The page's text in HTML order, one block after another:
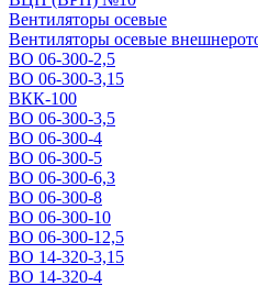
Вентиляторы осевые
Вентиляторы осевые
ВО 06-300-2,5
ВО 06-300-3,15
ВКК-100
ВО 06-300-3,5
ВО 06-300-4
ВО 06-300-5
ВО 06-300-6,3
ВО 06-300-8
ВО 06-300-10
ВО 06-300-12,5
ВО 14-320-3,15
ВО 14-320-4